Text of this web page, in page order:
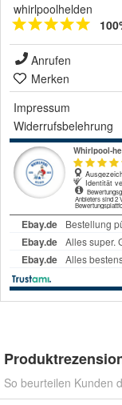
whirlpoolhelden
Anrufen
Merken
Impressum
Widerrufsbelehrung
So beurteilen Kunden